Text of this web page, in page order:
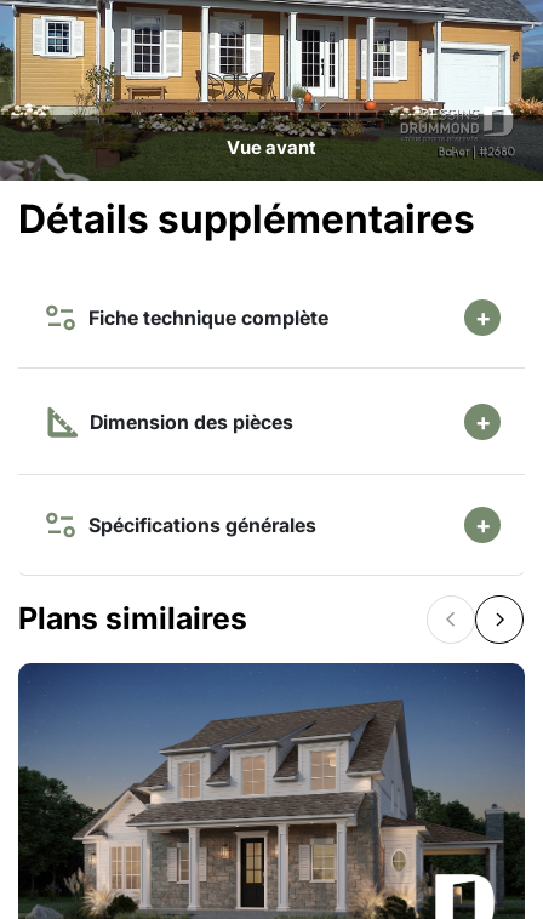
Vue avant
Détails supplémentaires
Fiche technique complète
Dimension des pièces
Spécifications générales
Plans similaires